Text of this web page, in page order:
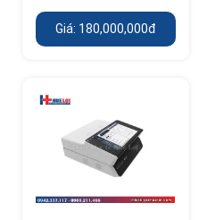
Giá: 180,000,000đ